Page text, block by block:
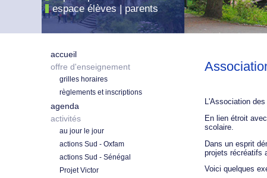
espace élèves | parents
accueil
offre d'enseignement
grilles horaires
règlements et inscriptions
agenda
activités
au jour le jour
actions Sud - Oxfam
actions Sud - Sénégal
Projet Victor
L'Association
En lien étroit
scolaire.
Dans un esprit
projets récréatifs
Voici quelques